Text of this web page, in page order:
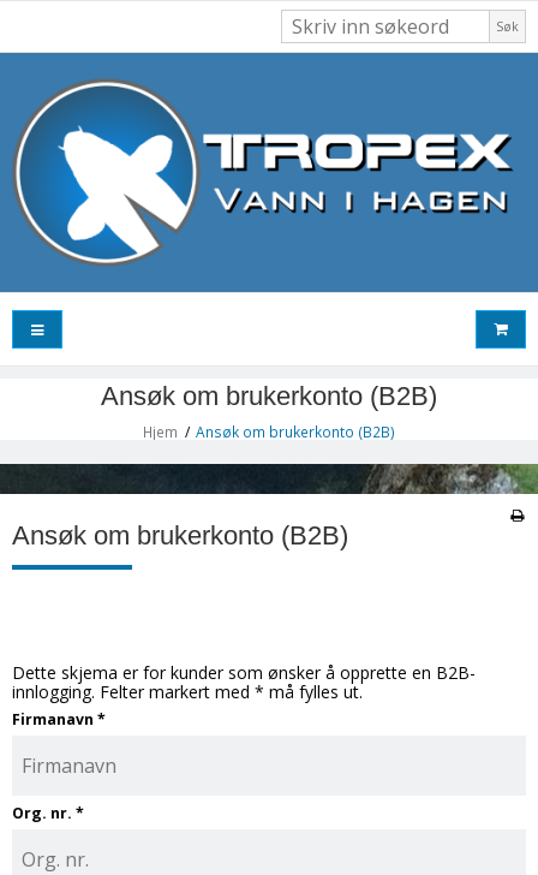
Søk
Ansøk om brukerkonto (B2B)
Hjem / Ansøk om brukerkonto (B2B)
Ansøk om brukerkonto (B2B)
Dette skjema er for kunder som ønsker å opprette en B2B-
innlogging. Felter markert med * må fylles ut.
Firmanavn *
Org. nr. *